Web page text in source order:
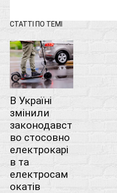
СТАТТІ ПО ТЕМІ
В Україні
змінили
законодавст
во стосовно
електрокарі
в та
електросам
окатів